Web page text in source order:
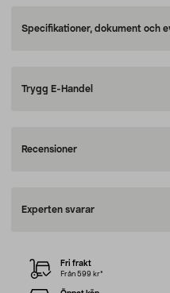
Specifikationer, dokument och
Trygg E-Handel
Recensioner
Experten svarar
Fri frakt
Från 599 kr*